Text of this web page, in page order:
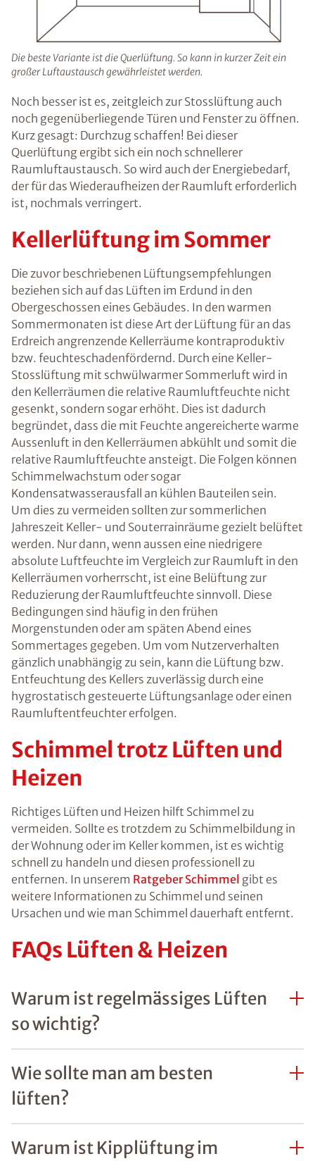
Die beste Variante ist die Querlüftung. So kann in kurzer Zeit ein
großer Luftaustausch gewährleistet werden.
Noch besser ist es, zeitgleich zur Stosslüftung auch
noch gegenüberliegende Türen und Fenster zu öffnen.
Kurz gesagt: Durchzug schaffen! Bei dieser
Querlüftung ergibt sich ein noch schnellerer
Raumluftaustausch. So wird auch der Energiebedarf,
der für das Wiederaufheizen der Raumluft erforderlich
ist, nochmals verringert.
Kellerlüftung im Sommer
Die zuvor beschriebenen Lüftungsempfehlungen
beziehen sich auf das Lüften im Erdund in den
Obergeschossen eines Gebäudes. In den warmen
Sommermonaten ist diese Art der Lüftung für an das
Erdreich angrenzende Kellerräume kontraproduktiv
bzw. feuchteschadenfördernd. Durch eine Keller-
Stosslüftung mit schwülwarmer Sommerluft wird in
den Kellerräumen die relative Raumluftfeuchte nicht
gesenkt, sondern sogar erhöht. Dies ist dadurch
begründet, dass die mit Feuchte angereicherte warme
Aussenluft in den Kellerräumen abkühlt und somit die
relative Raumluftfeuchte ansteigt. Die Folgen können
Schimmelwachstum oder sogar
Kondensatwasserausfall an kühlen Bauteilen sein.
Um dies zu vermeiden sollten zur sommerlichen
Jahreszeit Keller- und Souterrainräume gezielt belüftet
werden. Nur dann, wenn aussen eine niedrigere
absolute Luftfeuchte im Vergleich zur Raumluft in den
Kellerräumen vorherrscht, ist eine Belüftung zur
Reduzierung der Raumluftfeuchte sinnvoll. Diese
Bedingungen sind häufig in den frühen
Morgenstunden oder am späten Abend eines
Sommertages gegeben. Um vom Nutzerverhalten
gänzlich unabhängig zu sein, kann die Lüftung bzw.
Entfeuchtung des Kellers zuverlässig durch eine
hygrostatisch gesteuerte Lüftungsanlage oder einen
Raumluftentfeuchter erfolgen.
Schimmel trotz Lüften und
Heizen
Richtiges Lüften und Heizen hilft Schimmel zu
vermeiden. Sollte es trotzdem zu Schimmelbildung in
der Wohnung oder im Keller kommen, ist es wichtig
schnell zu handeln und diesen professionell zu
entfernen. In unserem Ratgeber Schimmel gibt es
weitere Informationen zu Schimmel und seinen
Ursachen und wie man Schimmel dauerhaft entfernt.
FAQs Lüften & Heizen
Warum ist regelmässiges Lüften
so wichtig?
Wie sollte man am besten
lüften?
Warum ist Kipplüftung im